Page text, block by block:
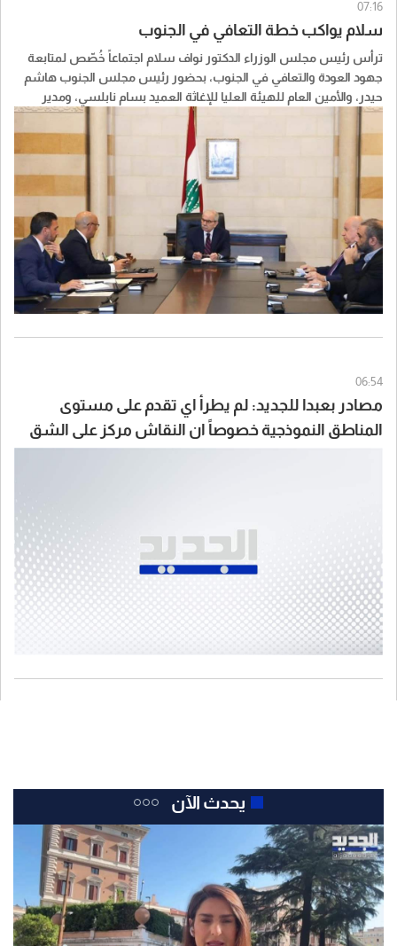
07:16
سلام يواكب خطة التعافي في الجنوب
ترأس رئيس مجلس الوزراء الدكتور نواف سلام اجتماعاً خُصّص لمتابعة
جهود العودة والتعافي في الجنوب، بحضور رئيس مجلس الجنوب هاشم
حيدر، والأمين العام للهيئة العليا للإغاثة العميد بسام نابلسي، ومدير
غرفة العمليات المركزية في رئاسة مجلس الوزراء السيد زاهي شاهين.
واطّلع الرئيس سلام من المجتمعين على آخر المستجدات المتعلقة
بسير الأعمال في المناطق الجنوبية، ولا سيما التقدّم المُحرز في أعمال
المسح والإجراءات الميدانية.
كما اطّلع الرئيس سلام على التقدّم المُحرز في تنفيذ مشروع العبّارة
الموقتة في بلدة قعقعية الجسر، التي ستُعيد ربط قضاءي النبطية وبنت
جبيل، وأوعز إلى الجهات المعنية بالإسراع في استكمال الأعمال، نظراً لما
لهذا المشروع من أهمية في تسهيل تنقّل المواطنين، وتعزيز عودة
الأهالي، واستعادة الحركة الاقتصادية والاجتماعية بين المنطقتين.
06:54
مصادر بعبدا للجديد: لم يطرأ اي تقدم على مستوى
المناطق النموذجية خصوصاً ان النقاش مركز على الشق
يحدث الآن